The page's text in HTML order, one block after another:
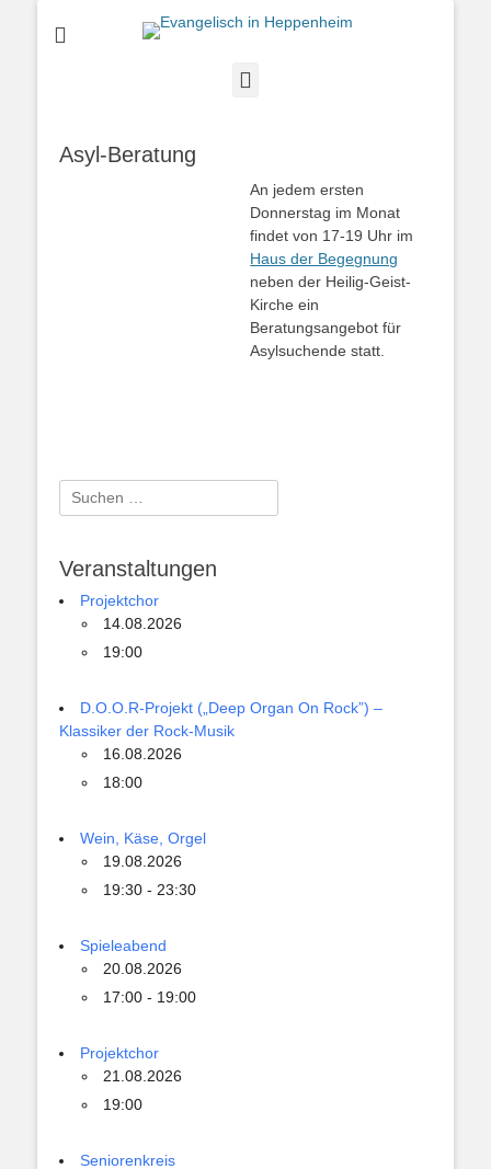
Evangelisch in
Evangelische Kirchengemeinde in Heppenheim/Bergstraße
Asyl-Beratung
An jedem ersten
Donnerstag im Monat
findet von 17-19 Uhr im
Haus der Begegnung
neben der Heilig-Geist-
Kirche ein
Beratungsangebot für
Asylsuchende statt.
Suchen
nach:
Veranstaltungen
Projektchor
14.08.2026
19:00
D.O.O.R-Projekt („Deep Organ On Rock”) –
Klassiker der Rock-Musik
16.08.2026
18:00
Wein, Käse, Orgel
19.08.2026
19:30 - 23:30
Spieleabend
20.08.2026
17:00 - 19:00
Projektchor
21.08.2026
19:00
Seniorenkreis